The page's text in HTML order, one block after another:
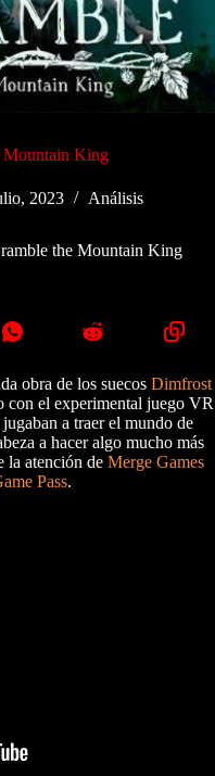
Mountain King
2023 Análisis
the Mountain King
obra de los suecos Dimfrost
con el experimental juego VR
a traer el mundo de
a hacer algo mucho más
la atención de Merge Games
Pass.